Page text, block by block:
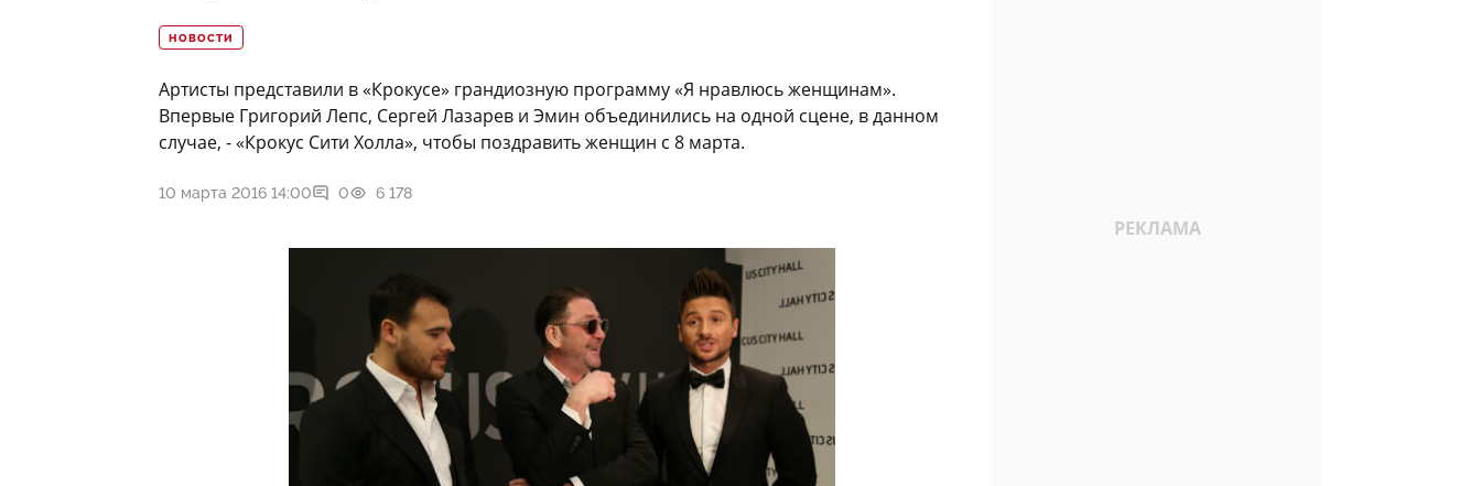
НОВОСТИ
Артисты представили в «Крокусе» грандиозную программу «Я нравлюсь женщинам».
Впервые Григорий Лепс, Сергей Лазарев и Эмин объединились на одной сцене, в данном
случае, - «Крокус Сити Холла», чтобы поздравить женщин с 8 марта.
10 марта 2016 14:00 0 6 178